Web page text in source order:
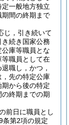
一般地方独立
間の終期まで
じ，引き続いて
続き国家公務
庫等職員とな
職員として在
職し，かつ，
先の特定公庫
から後の特定
終期までの期
前日に職員とし
条第2項の規定